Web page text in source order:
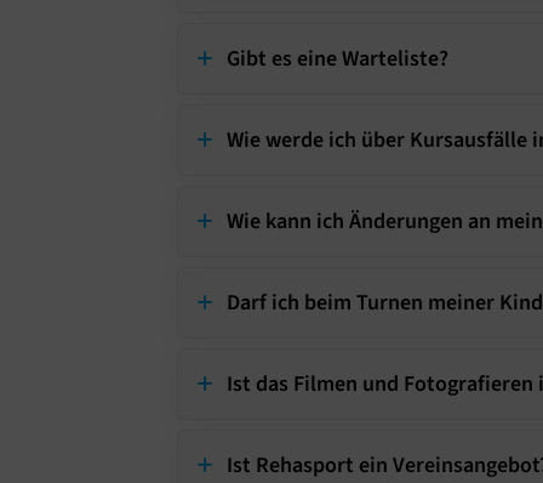
Gibt es eine Warteliste?
Wie werde ich über Kursausfälle
Wie kann ich Änderungen an
Darf ich beim Turnen meiner
Ist das Filmen und
Ist Rehasport ein